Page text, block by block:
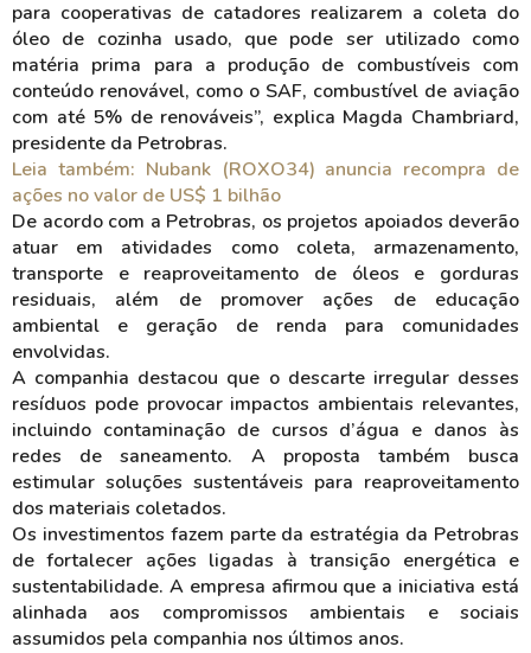
para cooperativas de catadores realizarem a coleta do
óleo de cozinha usado, que pode ser utilizado como
matéria prima para a produção de combustíveis com
conteúdo renovável, como o SAF, combustível de aviação
com até 5% de renováveis”, explica Magda Chambriard,
presidente da Petrobras.
Leia também: Nubank (ROXO34) anuncia recompra de
ações no valor de US$ 1 bilhão
De acordo com a Petrobras, os projetos apoiados deverão
atuar em atividades como coleta, armazenamento,
transporte e reaproveitamento de óleos e gorduras
residuais, além de promover ações de educação
ambiental e geração de renda para comunidades
envolvidas.
A companhia destacou que o descarte irregular desses
resíduos pode provocar impactos ambientais relevantes,
incluindo contaminação de cursos d’água e danos às
redes de saneamento. A proposta também busca
estimular soluções sustentáveis para reaproveitamento
dos materiais coletados.
Os investimentos fazem parte da estratégia da Petrobras
de fortalecer ações ligadas à transição energética e
sustentabilidade. A empresa afirmou que a iniciativa está
alinhada aos compromissos ambientais e sociais
assumidos pela companhia nos últimos anos.